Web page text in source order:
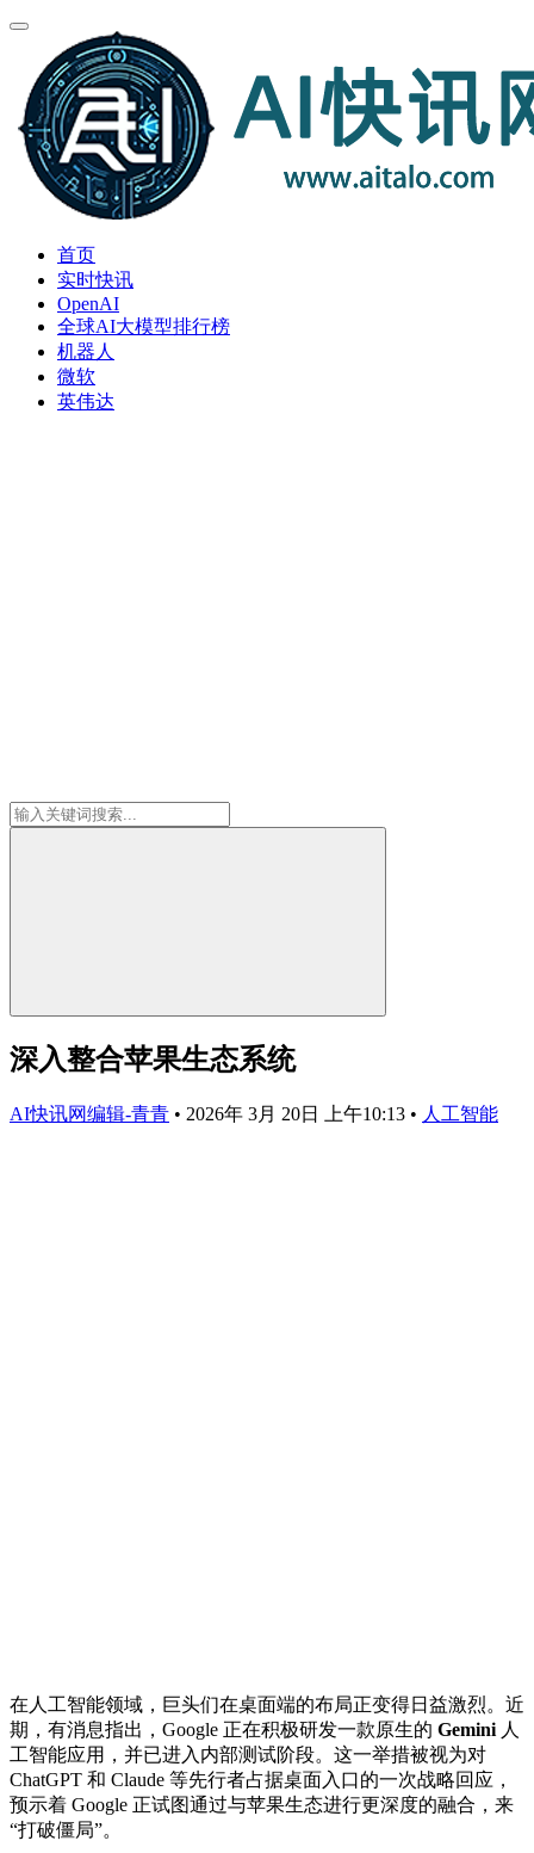
首页
实时快讯
OpenAI
全球AI大模型排行榜
机器人
微软
英伟达
深入整合苹果生态系统
AI快讯网编辑-青青 • 2026年 3月 20日 上午10:13 • 人工智能
在人工智能领域，巨头们在桌面端的布局正变得日益激烈。近
期，有消息指出， Google 正在积极研发一款原生的 Gemini 人
工智能应用，并已进入内部测试阶段。这一举措被视为对
ChatGPT 和 Claude 等先行者占据桌面入口的一次战略回应，
预示着 Google 正试图通过与苹果生态进行更深度的融合，来
“打破僵局”。